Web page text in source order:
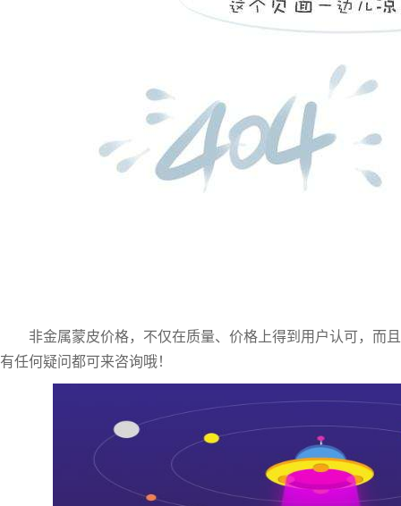
非金属蒙皮价格，不仅在质量、价格上得到用户认可，而
有任何疑问都可来咨询哦！